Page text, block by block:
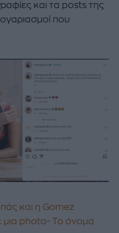
και τα posts της
που
και η Gomez
μια photo- To όνομα